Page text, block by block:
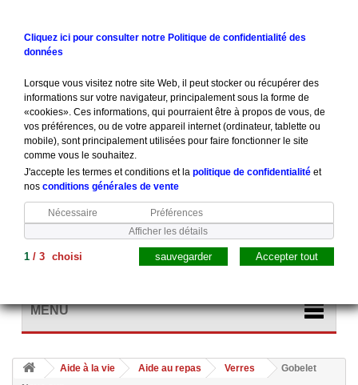
MENU
Aide à la vie Aide au repas Verres
Gobelet
Cliquez ici pour consulter notre Politique de confidentialité des
données
Lorsque vous visitez notre site Web, il peut stocker ou récupérer des
informations sur votre navigateur, principalement sous la forme de
«cookies». Ces informations, qui pourraient être à propos de vous, de
vos préférences, ou de votre appareil internet (ordinateur, tablette ou
mobile), sont principalement utilisées pour faire fonctionner le site
comme vous le souhaitez.
J'accepte les termes et conditions et lapolitique de confidentialité et
nos conditions générales de vente
Nécessaire
Préférences
Afficher les détails
1 /3 choisi Accepter tout
sauvegarder